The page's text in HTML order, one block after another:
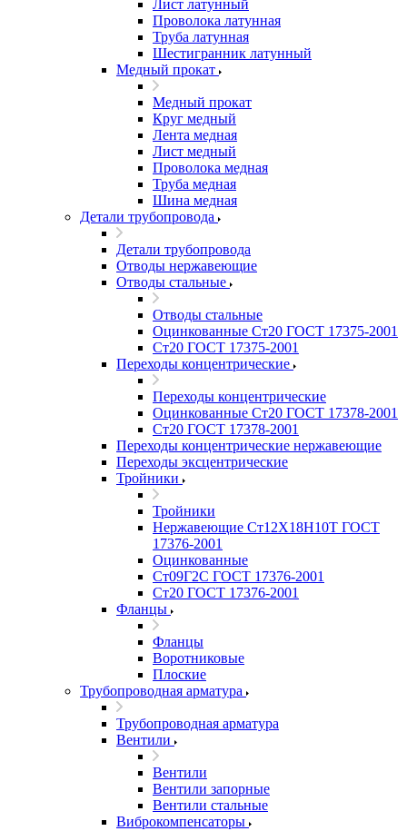
Лист латунный
Проволока латунная
Труба латунная
Шестигранник латунный
Медный прокат
Медный прокат
Круг медный
Лента медная
Лист медный
Проволока медная
Труба медная
Шина медная
Детали трубопровода
Детали трубопровода
Отводы нержавеющие
Отводы стальные
Отводы стальные
Оцинкованные Ст20 ГОСТ 17375-2001
Ст20 ГОСТ 17375-2001
Переходы концентрические
Переходы концентрические
Оцинкованные Ст20 ГОСТ 17378-2001
Ст20 ГОСТ 17378-2001
Переходы концентрические нержавеющие
Переходы эксцентрические
Тройники
Тройники
Нержавеющие Ст12Х18Н10Т ГОСТ
17376-2001
Оцинкованные
Ст09Г2С ГОСТ 17376-2001
Ст20 ГОСТ 17376-2001
Фланцы
Фланцы
Воротниковые
Плоские
Трубопроводная арматура
Трубопроводная арматура
Вентили
Вентили
Вентили запорные
Вентили стальные
Виброкомпенсаторы